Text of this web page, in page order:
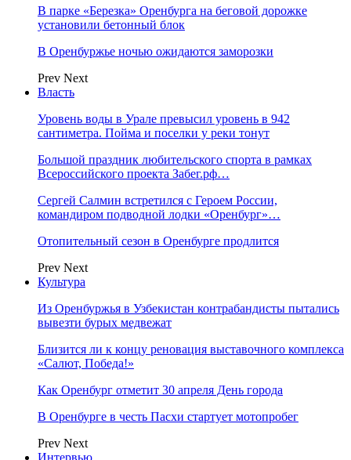
В парке «Березка» Оренбурга на беговой дорожке
установили бетонный блок
В Оренбуржье ночью ожидаются заморозки
Prev Next
Власть
Уровень воды в Урале превысил уровень в 942
сантиметра. Пойма и поселки у реки тонут
Большой праздник любительского спорта в рамках
Всероссийского проекта Забег.рф…
Сергей Салмин встретился с Героем России,
командиром подводной лодки «Оренбург»…
Отопительный сезон в Оренбурге продлится
Prev Next
Культура
Из Оренбуржья в Узбекистан контрабандисты пытались
вывезти бурых медвежат
Близится ли к концу реновация выставочного комплекса
«Салют, Победа!»
Как Оренбург отметит 30 апреля День города
В Оренбурге в честь Пасхи стартует мотопробег
Prev Next
Интервью